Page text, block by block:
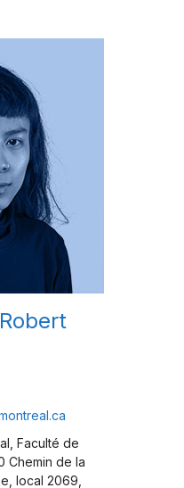
Faculté de
Chemin de la
local 2069,